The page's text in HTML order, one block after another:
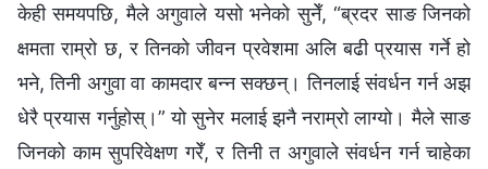
केही समयपछि, मैले अगुवाले यसो भनेको सुनेँ, “ब्रदर साङ जिनको
क्षमता राम्रो छ, र तिनको जीवन प्रवेशमा अलि बढी प्रयास गर्ने हो
भने, तिनी अगुवा वा कामदार बन्न सक्छन्। तिनलाई संवर्धन गर्न अझ
धेरै प्रयास गर्नुहोस्।” यो सुनेर मलाई झनै नराम्रो लाग्यो। मैले साङ
जिनको काम सुपरिवेक्षण गरेँ, र तिनी त अगुवाले संवर्धन गर्न चाहेका